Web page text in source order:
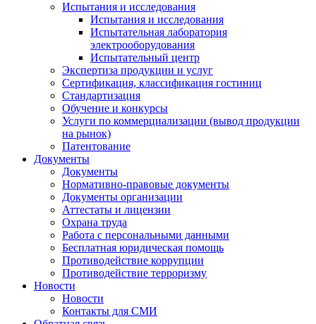
Испытания и исследования
Испытания и исследования
Испытательная лаборатория
электрооборудования
Испытательный центр
Экспертиза продукции и услуг
Сертификация, классификация гостиниц
Стандартизация
Обучение и конкурсы
Услуги по коммерциализации (вывод продукции
на рынок)
Патентование
Документы
Документы
Нормативно-правовые документы
Документы организации
Аттестаты и лицензии
Охрана труда
Работа с персональными данными
Бесплатная юридическая помощь
Противодействие коррупции
Противодействие терроризму
Новости
Новости
Контакты для СМИ